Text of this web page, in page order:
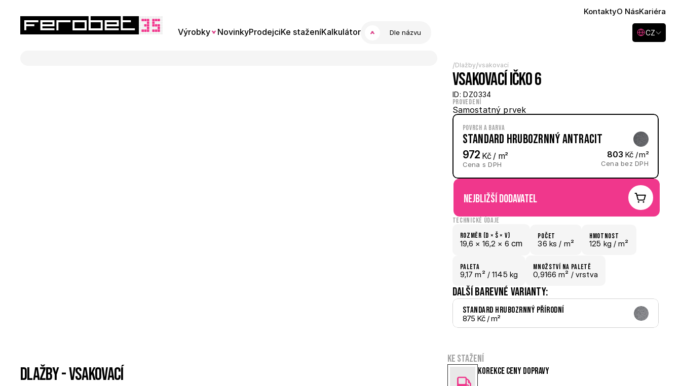
KontaktyO NásKariéra
Výrobky NovinkyProdejciKe staženíKalkulátor Dle názvu
Select Language
CZ
/Dlažby/vsakovací
Vsakovací Ičko 6
ID: DZ0334
Provedení
Samostatný prvek
Povrch a barva
Standard hrubozrnný Antracit
972 Kč / m²
Cena s DPH
803 Kč / m²
Cena bez DPH
nejbližší dodavatel
Technické údaje
Rozměr (D × š × V)
19,6 × 16,2 × 6 cm
počet
36 ks / m²
hmotnost
125 kg / m²
paletA
9,17 m² / 1145 kg
Množství na paletě
0,9166 m² / vrstva
Další barevné varianty:
Standard hrubozrnný Přírodní
875 Kč / m²
Dlažby - vsakovací
Ke stažení
Korekce ceny dopravy